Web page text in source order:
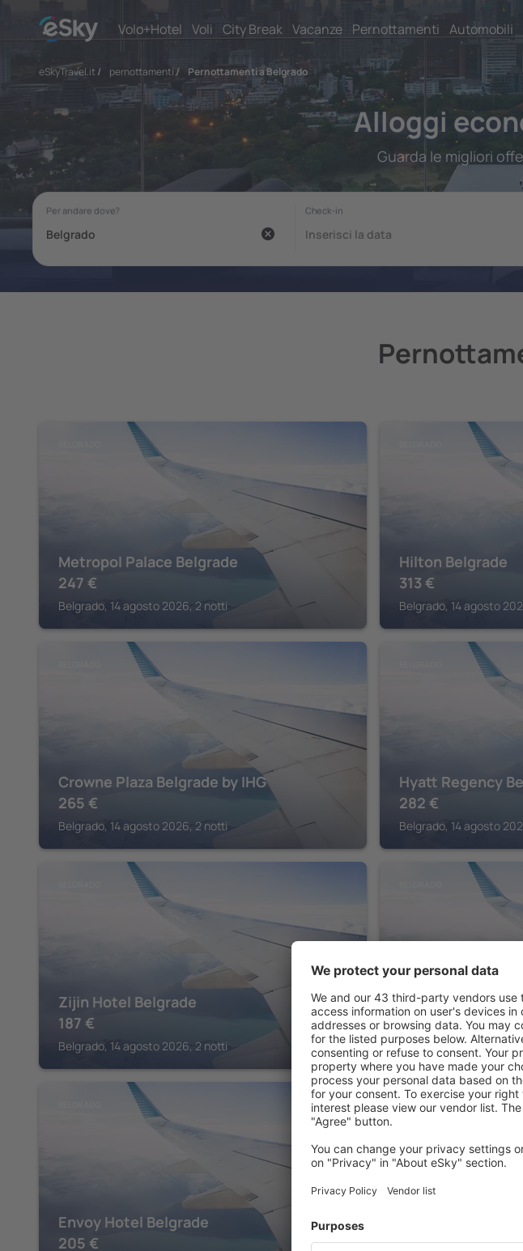
Volo+Hotel Voli City Break Vacanze Pernottamenti Automobili
eSkyTravel.it / pernottamenti/ Pernottamenti a Belgrado
Alloggi
Guarda le migliori
Metropol Palace Belgrade
247 €
Belgrado, 14 agosto 2026, 2 notti
Hilton Belgrade
313 €
Belgrado, 14 agosto
Crowne Plaza Belgrade by IHG
265 €
Belgrado, 14 agosto 2026, 2 notti
Hyatt Regency
282 €
Belgrado, 14 agosto
Zijin Hotel Belgrade
187 €
Belgrado, 14 agosto 2026, 2 notti
Boutique Hotel
242€
Belgrado, 14 agosto
Envoy Hotel Belgrade
205 €
BELGRADO
731€